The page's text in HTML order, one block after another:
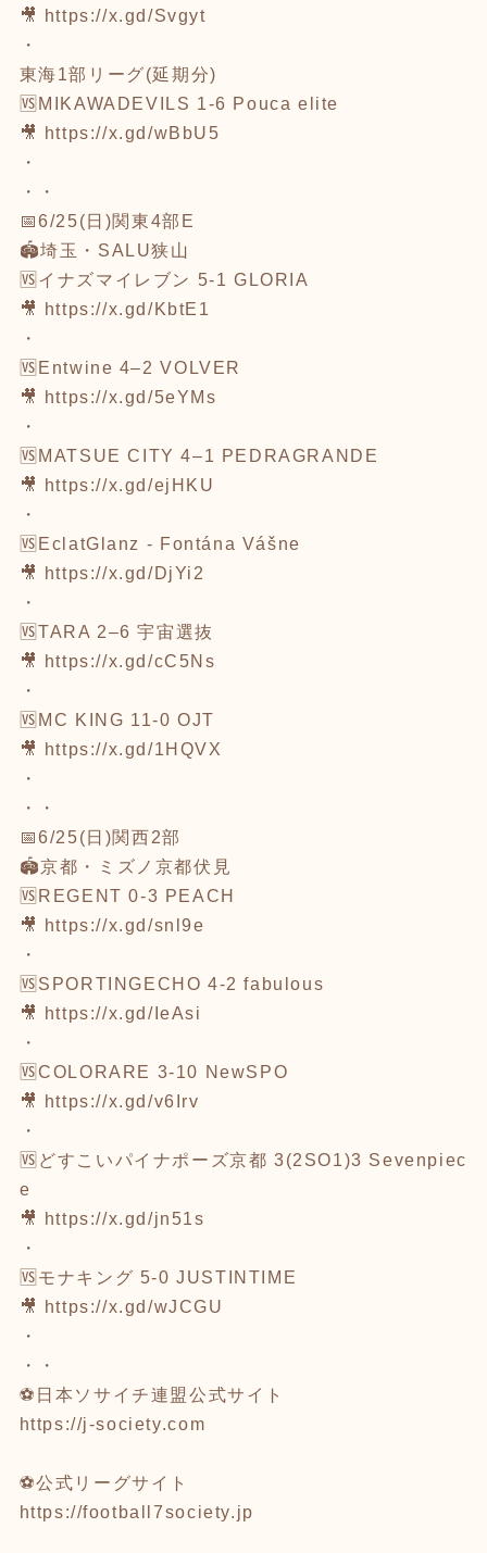
🎥
https://x.gd/Svgyt
・
東海1部リーグ(延期分)
🆚MIKAWADEVILS 1-6 Pouca elite
🎥
https://x.gd/wBbU5
・
・・
📅6/25(日)関東4部E
🏟埼玉・SALU狭山
🆚イナズマイレブン 5-1 GLORIA
🎥
https://x.gd/KbtE1
・
🆚Entwine 4–2 VOLVER
🎥
https://x.gd/5eYMs
・
🆚MATSUE CITY 4–1 PEDRAGRANDE
🎥
https://x.gd/ejHKU
・
🆚EclatGlanz - Fontána Vášne
🎥
https://x.gd/DjYi2
・
🆚TARA 2–6 宇宙選抜
🎥
https://x.gd/cC5Ns
・
🆚MC KING 11-0 OJT
🎥
https://x.gd/1HQVX
・
・・
📅6/25(日)関西2部
🏟京都・ミズノ京都伏見
🆚REGENT 0-3 PEACH
🎥
https://x.gd/snl9e
・
🆚SPORTINGECHO 4-2 fabulous
🎥
https://x.gd/IeAsi
・
🆚COLORARE 3-10 NewSPO
🎥
https://x.gd/v6Irv
・
🆚どすこいパイナポーズ京都 3(2SO1)3 Sevenpiec
e
🎥
https://x.gd/jn51s
・
🆚モナキング 5-0 JUSTINTIME
🎥
https://x.gd/wJCGU
・
・・
⚽️日本ソサイチ連盟公式サイト
https://j-society.com
⚽公式リーグサイト
https://football7society.jp